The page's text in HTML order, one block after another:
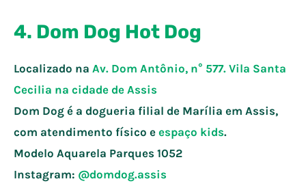
4. Dom Dog Hot Dog
Localizado na Av. Dom Antônio, n° 577. Vila Santa
Cecilia na cidade de Assis
Dom Dog é a dogueria filial de Marília em Assis,
com atendimento físico e espaço kids.
Modelo Aquarela Parques 1052
Instagram: @domdog.assis